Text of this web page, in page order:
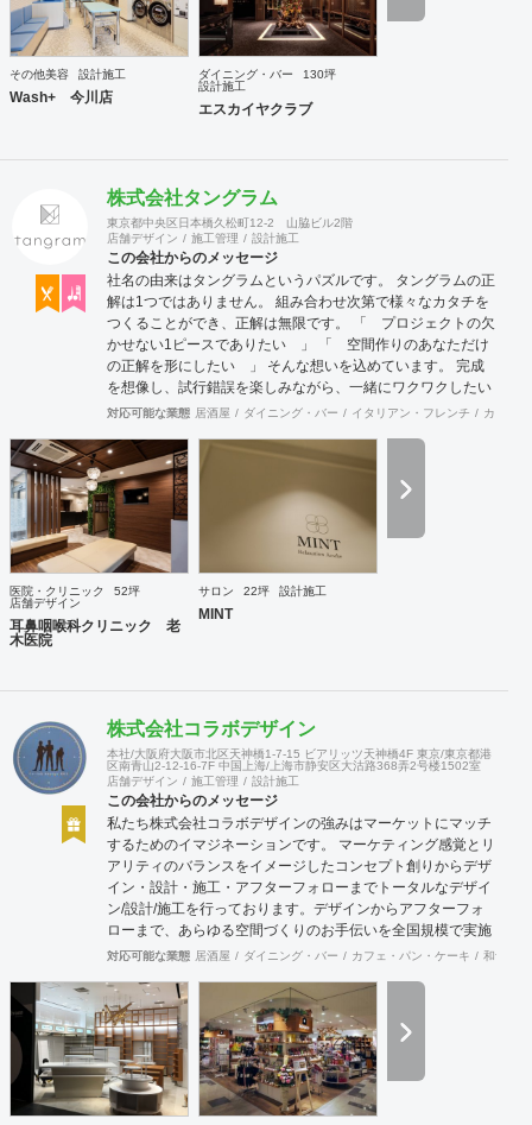
その他美容 設計施工
Wash+ 今川店
ダイニング・バー
130坪
設計施工
エスカイヤクラブ
株式会社タングラム
東京都中央区日本橋久松町12-2 山脇ビル2階
店舗デザイン
施工管理 設計施工
この会社からのメッセージ
社名の由来はタングラムというパズルです。 タングラムの正
解は1つではありません。 組み合わせ次第で様々なカタチを
つくることができ、正解は無限です。 「 プロジェクトの欠
かせない1ピースでありたい 」 「 空間作りのあなただけ
の正解を形にしたい 」 そんな想いを込めています。 完成
を想像し、試行錯誤を楽しみながら、 ​一緒にワクワクしたい
と思っています。
対応可能な業態 居酒屋 ダイニング・バー イタリアン・フレンチ カフェ
医院・クリニック
52坪
店舗デザイン
耳鼻咽喉科クリニック 老
木医院
サロン 22坪 設計施工
MINT
株式会社コラボデザイン
本社/大阪府大阪市北区天神橋1-7-15 ビアリッツ天神橋4F 東京/東京都港
区南青山2-12-16-7F 中国上海/上海市静安区大沽路368弄2号楼1502室
店舗デザイン
施工管理 設計施工
この会社からのメッセージ
私たち株式会社コラボデザインの強みはマーケットにマッチ
するためのイマジネーションです。 マーケティング感覚とリ
アリティのバランスをイメージしたコンセプト創りからデザ
イン・設計・施工・アフターフォローまでトータルなデザイ
ン/設計/施工を行っております。デザインからアフターフォ
ローまで、あらゆる空間づくりのお手伝いを全国規模で実施
できます。上海にもオフィスがございますので、中国での実
対応可能な業態 居酒屋 ダイニング・バー カフェ・パン・ケーキ 和食・